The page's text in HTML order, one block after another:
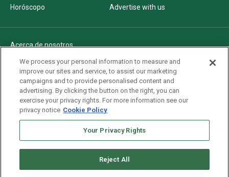
Horóscopo
Advertise with us
Acerca de nosotros
Politica de privacidad
Pautas Editoriales
AdChoices
Advertise with us
Newsletters
We process your personal information to measure and
improve our sites and service, to assist our marketing
campaigns and to provide personalised content and
advertising. By clicking the button on the right, you can
exercise your privacy rights. For more information see our
privacy notice Cookie Policy
Your Privacy Rights
Reject All